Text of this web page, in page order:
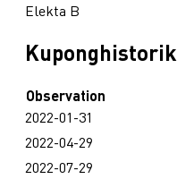
Elekta B
Kuponghistorik
Observation
2022-01-31
2022-04-29
2022-07-29